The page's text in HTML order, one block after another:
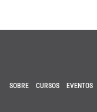
SOBRE CURSOS EVENTOS